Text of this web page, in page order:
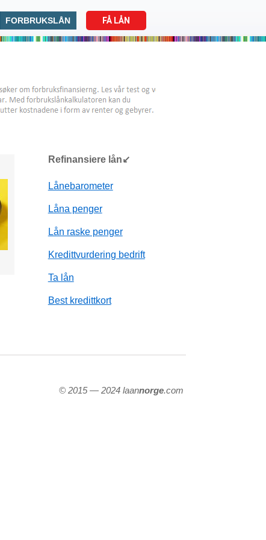
FORBRUKSLÅN FÅ LÅN
Refinansiere lån↙
Lånebarometer
Låna penger
Lån raske penger
Kredittvurdering bedrift
Ta lån
Best kredittkort
© 2015 — 2024 laannorge.com